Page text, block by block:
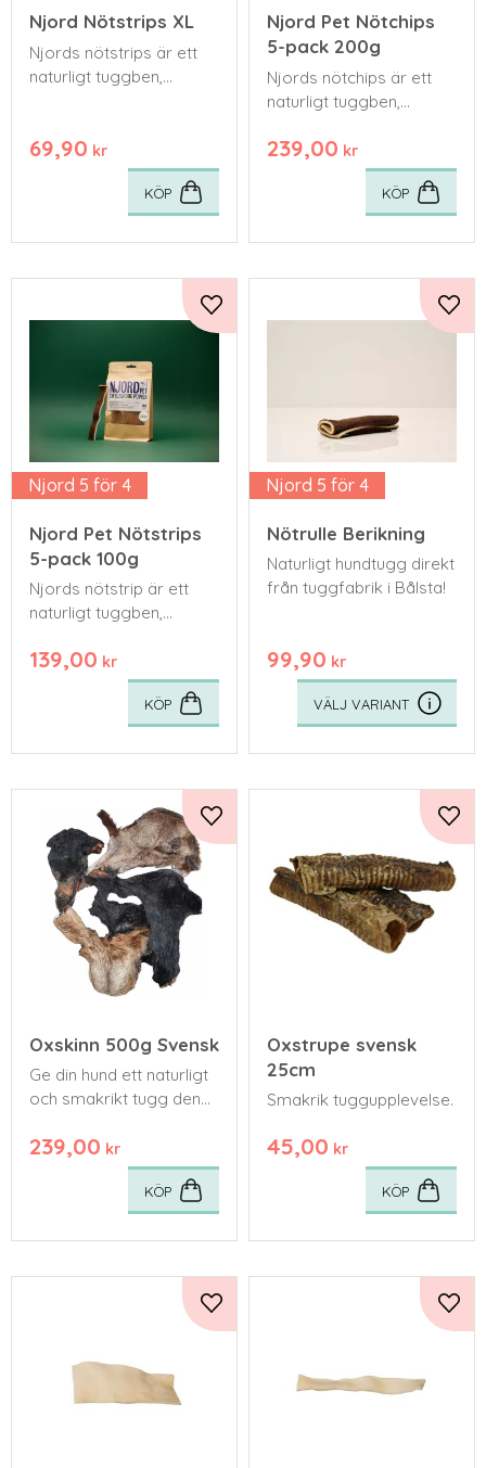
Njord Nötstrips XL
Njords nötstrips är ett
naturligt tuggben,
gårdar. 30cm x5cm
69,90 kr
KÖP
Njord Pet Nötchips
5-pack 200g
Njords nötchips är ett
naturligt tuggben,
svensk kohud från lokala
239,00 kr
KÖP
Njord 5 för 4
Njord Pet Nötstrips
5-pack 100g
Njords nötstrip är ett
naturligt tuggben,
svensk kohud från lokala
139,00 kr
Lägg till i favoriter
KÖP
Njord 5 för 4
Nötrulle Berikning
Naturligt hundtugg direkt
från tuggfabrik i Bålsta!
99,90 kr
Oxskinn 500g Svensk
​Ge din hund ett naturligt
och smakrikt tugg den
239,00 kr
Lägg till i favoriter
KÖP
Oxstrupe svensk
25cm
Smakrik tuggupplevelse.
45,00 kr
KÖP
Lägg till i favoriter